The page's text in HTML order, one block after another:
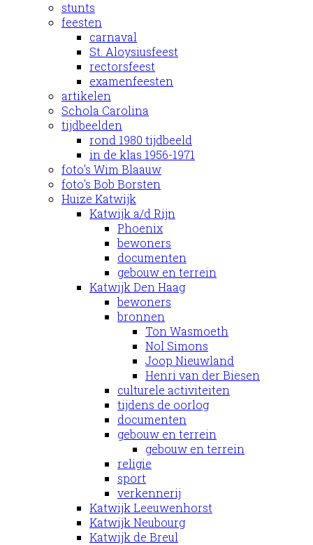
stunts
feesten
carnaval
St. Aloysiusfeest
rectorsfeest
examenfeesten
artikelen
Schola Carolina
tijdbeelden
rond 1980 tijdbeeld
in de klas 1956-1971
foto's Wim Blaauw
foto's Bob Borsten
Huize Katwijk
Katwijk a/d Rijn
Phoenix
bewoners
documenten
gebouw en terrein
Katwijk Den Haag
bewoners
bronnen
Ton Wasmoeth
Nol Simons
Joop Nieuwland
Henri van der Biesen
culturele activiteiten
tijdens de oorlog
documenten
gebouw en terrein
gebouw en terrein
religie
sport
verkennerij
Katwijk Leeuwenhorst
Katwijk Neubourg
Katwijk de Breul